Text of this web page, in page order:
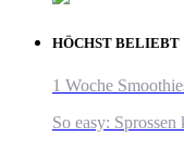
HÖCHST BELIEBT
1 Woche
So easy: Sprossen